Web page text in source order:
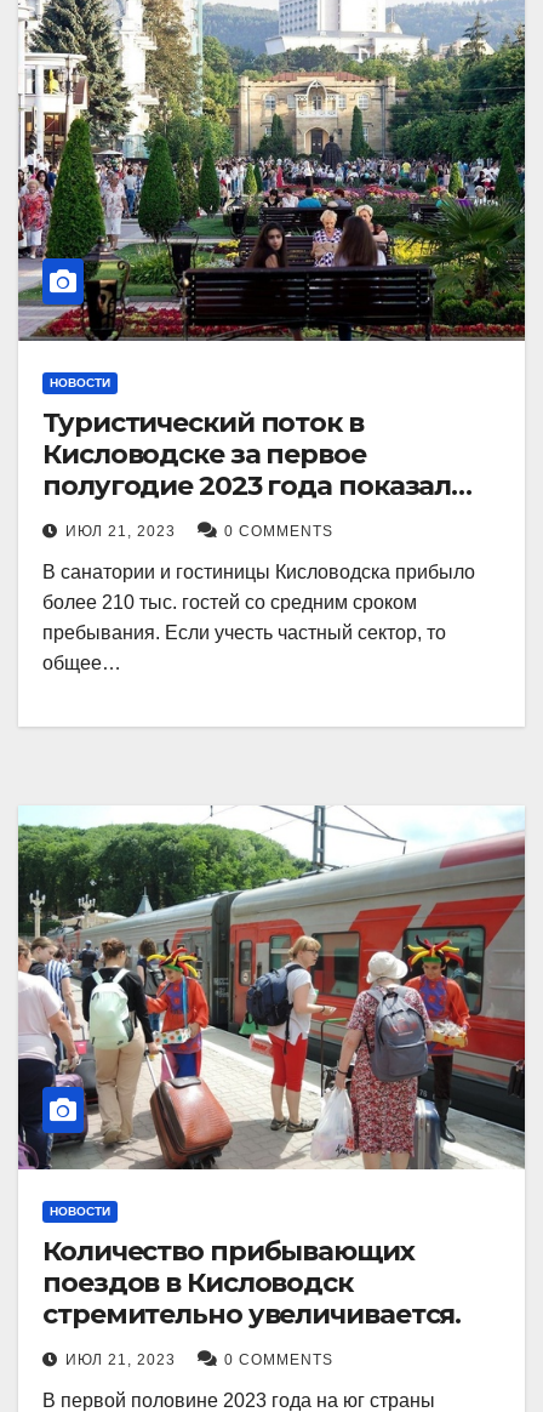
НОВОСТИ
Туристический поток в
Кисловодске за первое
полугодие 2023 года показал
рекордный рост в 21 процент.
ИЮЛ 21, 2023 0 COMMENTS
В санатории и гостиницы Кисловодска прибыло
более 210 тыс. гостей со средним сроком
пребывания. Если учесть частный сектор, то
общее…
НОВОСТИ
Количество прибывающих
поездов в Кисловодск
стремительно увеличивается.
ИЮЛ 21, 2023 0 COMMENTS
В первой половине 2023 года на юг страны